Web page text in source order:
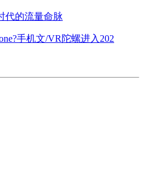
代的流量命脉
手机文/VR陀螺进入202